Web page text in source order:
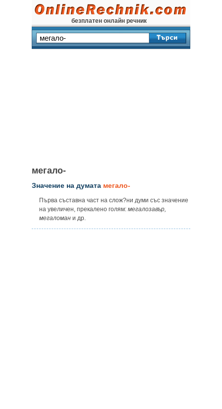
безплатен онлайн речник
мегало-
Значение на думата мегало-
Първа съставна част на слож?ни думи със значение
на увеличен, прекалено голям: мегалозавър,
мегаломан и др.